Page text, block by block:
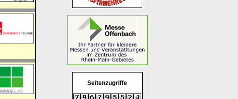
Seitenzugriffe